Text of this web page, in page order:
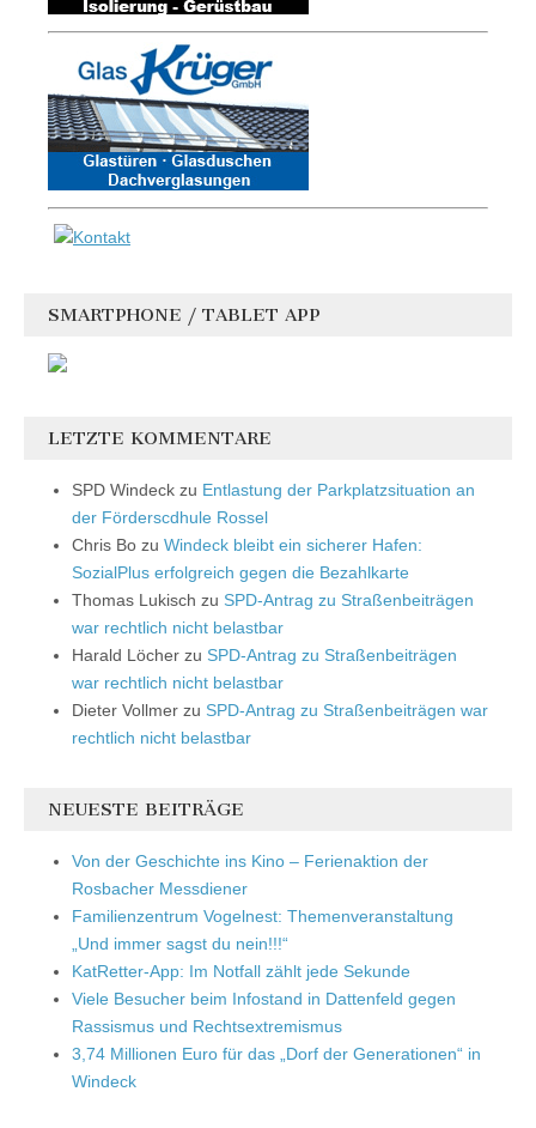
SMARTPHONE / TABLET APP
LETZTE KOMMENTARE
SPD Windeck zu Entlastung der Parkplatzsituation an
der Förderscdhule Rossel
Chris Bo zu Windeck bleibt ein sicherer Hafen:
SozialPlus erfolgreich gegen die Bezahlkarte
Thomas Lukisch zu SPD-Antrag zu Straßenbeiträgen
war rechtlich nicht belastbar
Harald Löcher zu SPD-Antrag zu Straßenbeiträgen
war rechtlich nicht belastbar
Dieter Vollmer zu SPD-Antrag zu Straßenbeiträgen war
rechtlich nicht belastbar
NEUESTE BEITRÄGE
Von der Geschichte ins Kino – Ferienaktion der
Rosbacher Messdiener
Familienzentrum Vogelnest: Themenveranstaltung
„Und immer sagst du nein!!!“
KatRetter-App: Im Notfall zählt jede Sekunde
Viele Besucher beim Infostand in Dattenfeld gegen
Rassismus und Rechtsextremismus
3,74 Millionen Euro für das „Dorf der Generationen“ in
Windeck